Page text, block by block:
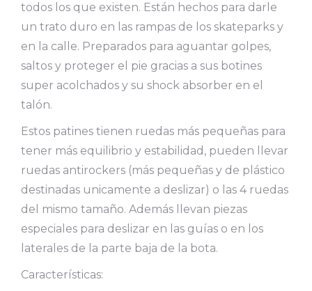
todos los que existen. Están hechos para darle
un trato duro en las rampas de los skateparks y
en la calle. Preparados para aguantar golpes,
saltos y proteger el pie gracias a sus botines
super acolchados y su shock absorber en el
talón.
Estos patines tienen ruedas más pequeñas para
tener más equilibrio y estabilidad, pueden llevar
ruedas antirockers (más pequeñas y de plástico
destinadas unicamente a deslizar) o las 4 ruedas
del mismo tamaño. Además llevan piezas
especiales para deslizar en las guías o en los
laterales de la parte baja de la bota.
Características: